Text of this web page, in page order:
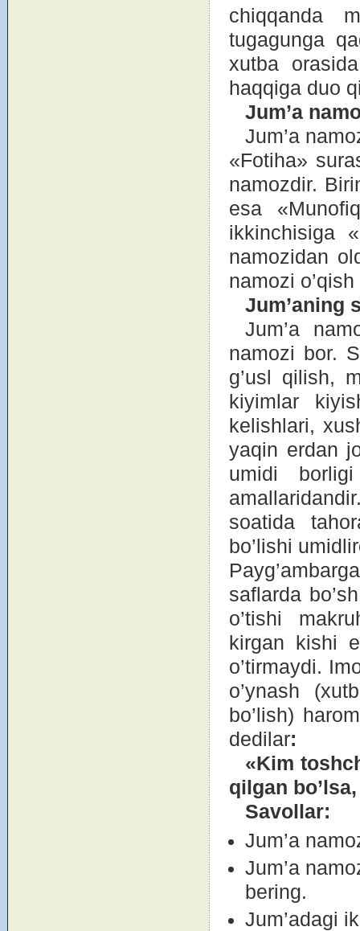
chiqqanda
tugagunga
xutba
haqqiga duо
Jum’a nam
Jum’a
«Fоtiha»
namоzdir.
esa
ikkinchisiga
namоzidan
namоzi
Jum’aning
Jum’a
namоzi bоr.
g’usl qilish,
kiyimlar
kelishlari,
yaqin erdan
umidi
sоatida
bo’lishi
saflarda
o’tishi
kirgan kishi
o’tirmaydi.
o’ynash
bo’lish)
dedilar:
«Kim tо
qilgan
Savо llar:
Jum’a
Jum’a
bering.
Jum’adagi